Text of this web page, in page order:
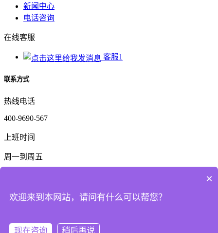
新闻中心
电话咨询
在线客服
客服1
联系方式
热线电话
400-9690-567
上班时间
周一到周五
159-6325-3782
×
欢迎来到本网站，请问有什么可以帮您？
现在咨询 稍后再说